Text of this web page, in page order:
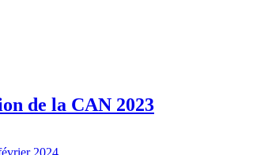
de la CAN 2023
2024